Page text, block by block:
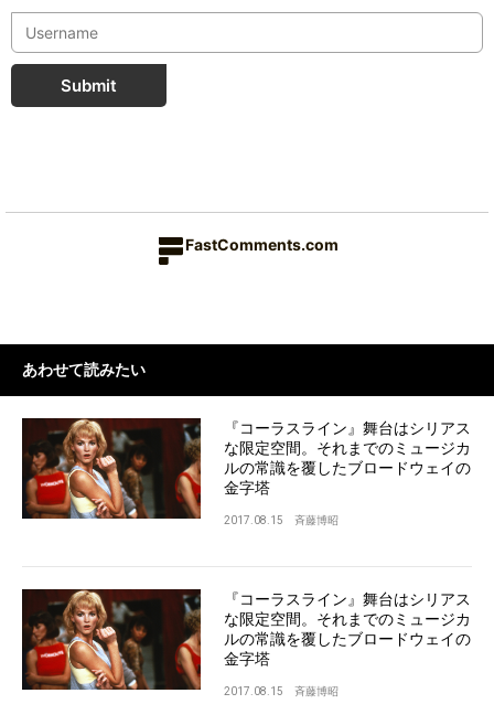
Submit
FastComments.com
あわせて読みたい
『コーラスライン』舞台はシリアス
な限定空間。それまでのミュージカ
ルの常識を覆したブロードウェイの
金字塔
2017.08.15 斉藤博昭
『コーラスライン』舞台はシリアス
な限定空間。それまでのミュージカ
ルの常識を覆したブロードウェイの
金字塔
2017.08.15 斉藤博昭